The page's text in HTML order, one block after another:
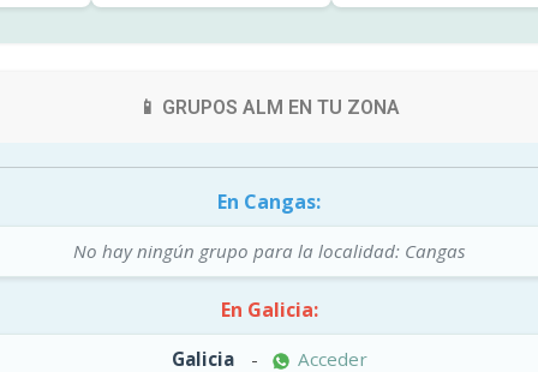
📱 GRUPOS ALM EN TU ZONA
En Cangas:
No hay ningún grupo para la localidad: Cangas
En Galicia:
Galicia - Acceder